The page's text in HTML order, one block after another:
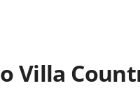
Villa